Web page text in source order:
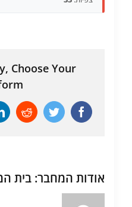
Choose Your
Facebook
Twitter
אודות המחבר: בית